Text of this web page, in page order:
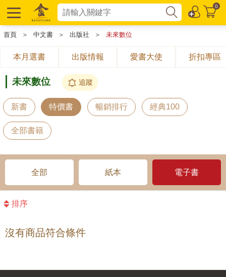
0
首頁 ＞ 中文書 ＞ 出版社 ＞ 未來數位
本月選書 出版情報 愛書大使 折扣專區
未來數位 追蹤
新書 特價書 暢銷排行 經典100
全部書籍
全部 紙本 電子書
排序
沒有商品符合條件